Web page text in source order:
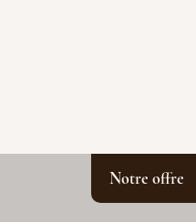
Notre offre